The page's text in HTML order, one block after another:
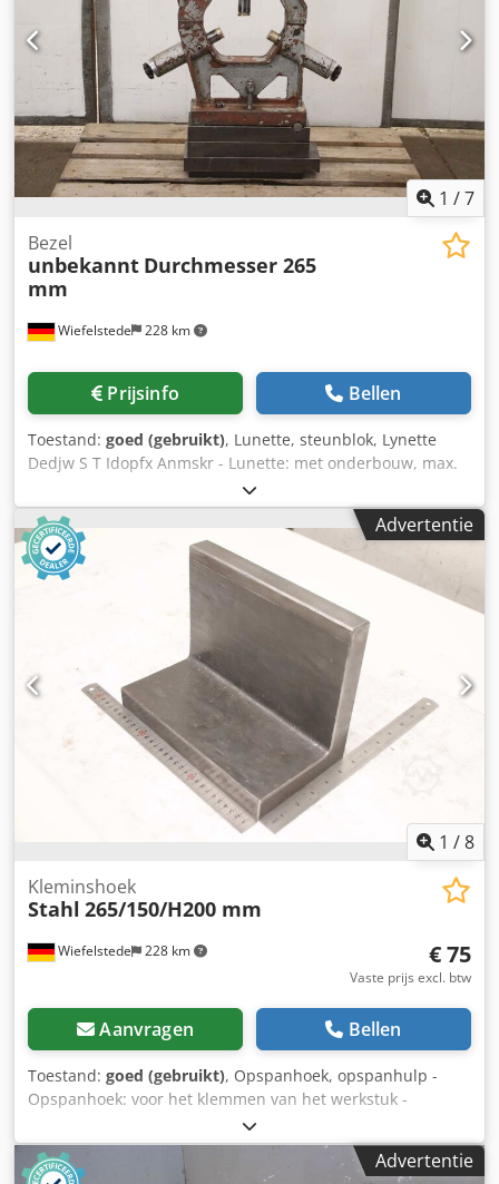
1 /7
Wiefelstede 228 km
Bezel
unbekannt Durchmesser 265
mm
Prijsinfo Bellen
Toestand: goed (gebruikt), Lunette, steunblok, Lynette
Dedjw S T Idopfx Anmskr - Lunette: met onderbouw, max.
doorgang Ø 265 mm - Spits hoogte: 340 mm - Opleg:
messing - Technische tekening: bij de foto's - Afmetingen:
660/130/H900 mm - Gewicht: 122 kg
Advertentie
1 /8
Wiefelstede 228 km
Kleminshoek
Stahl 265/150/H200 mm
€ 75
Vaste prijs excl. btw
Aanvragen Bellen
Toestand: goed (gebruikt), Opspanhoek, opspanhulp -
Opspanhoek: voor het klemmen van het werkstuk -
Wanddikte: 31 mm -Afmetingen: 265/150/H200 mm -
Gewicht: 18,7 kg Dedjy Iwp Eopfx Anmokr
Advertentie